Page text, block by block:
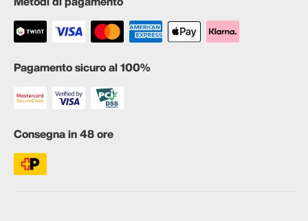
Pagamento sicuro al 100%
Consegna in 48 ore